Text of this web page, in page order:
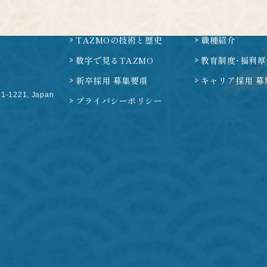
1221, Japan
TAZMOの技術と歴史
職種紹介
数字で見るTAZMO
教育制度･福利
新卒採用 募集要項
キャリア採用 募
プライバシーポリシー